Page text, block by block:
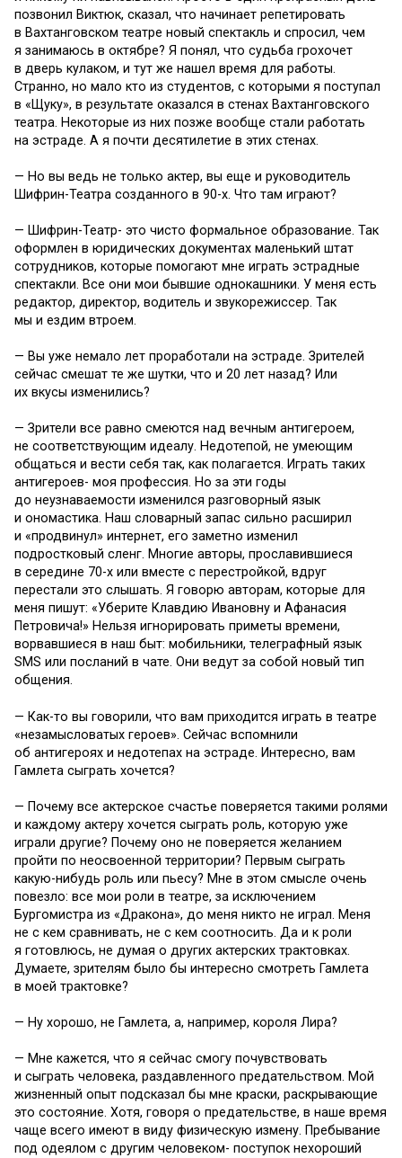
позвонил Виктюк, сказал, что начинает репетировать
в Вахтанговском театре новый спектакль и спросил, чем
я занимаюсь в октябре? Я понял, что судьба грохочет
в дверь кулаком, и тут же нашел время для работы.
Странно, но мало кто из студентов, с которыми я поступал
в «Щуку», в результате оказался в стенах Вахтанговского
театра. Некоторые из них позже вообще стали работать
на эстраде. А я почти десятилетие в этих стенах.
— Но вы ведь не только актер, вы еще и руководитель
Шифрин-Театра созданного в 90-х. Что там играют?
— Шифрин-Театр- это чисто формальное образование. Так
оформлен в юридических документах маленький штат
сотрудников, которые помогают мне играть эстрадные
спектакли. Все они мои бывшие однокашники. У меня есть
редактор, директор, водитель и звукорежиссер. Так
мы и ездим втроем.
— Вы уже немало лет проработали на эстраде. Зрителей
сейчас смешат те же шутки, что и 20 лет назад? Или
их вкусы изменились?
— Зрители все равно смеются над вечным антигероем,
не соответствующим идеалу. Недотепой, не умеющим
общаться и вести себя так, как полагается. Играть таких
антигероев- моя профессия. Но за эти годы
до неузнаваемости изменился разговорный язык
и ономастика. Наш словарный запас сильно расширил
и «продвинул» интернет, его заметно изменил
подростковый сленг. Многие авторы, прославившиеся
в середине 70-х или вместе с перестройкой, вдруг
перестали это слышать. Я говорю авторам, которые для
меня пишут: «Уберите Клавдию Ивановну и Афанасия
Петровича!» Нельзя игнорировать приметы времени,
ворвавшиеся в наш быт: мобильники, телеграфный язык
SMS или посланий в чате. Они ведут за собой новый тип
общения.
— Как-то вы говорили, что вам приходится играть в театре
«незамысловатых героев». Сейчас вспомнили
об антигероях и недотепах на эстраде. Интересно, вам
Гамлета сыграть хочется?
— Почему все актерское счастье поверяется такими ролями
и каждому актеру хочется сыграть роль, которую уже
играли другие? Почему оно не поверяется желанием
пройти по неосвоенной территории? Первым сыграть
какую-нибудь роль или пьесу? Мне в этом смысле очень
повезло: все мои роли в театре, за исключением
Бургомистра из «Дракона», до меня никто не играл. Меня
не с кем сравнивать, не с кем соотносить. Да и к роли
я готовлюсь, не думая о других актерских трактовках.
Думаете, зрителям было бы интересно смотреть Гамлета
в моей трактовке?
— Ну хорошо, не Гамлета, а, например, короля Лира?
— Мне кажется, что я сейчас смогу почувствовать
и сыграть человека, раздавленного предательством. Мой
жизненный опыт подсказал бы мне краски, раскрывающие
это состояние. Хотя, говоря о предательстве, в наше время
чаще всего имеют в виду физическую измену. Пребывание
под одеялом с другим человеком- поступок нехороший